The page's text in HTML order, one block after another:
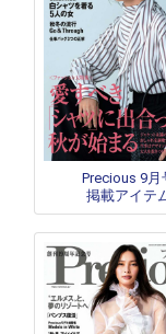
Precious 9月
掲載アイテ